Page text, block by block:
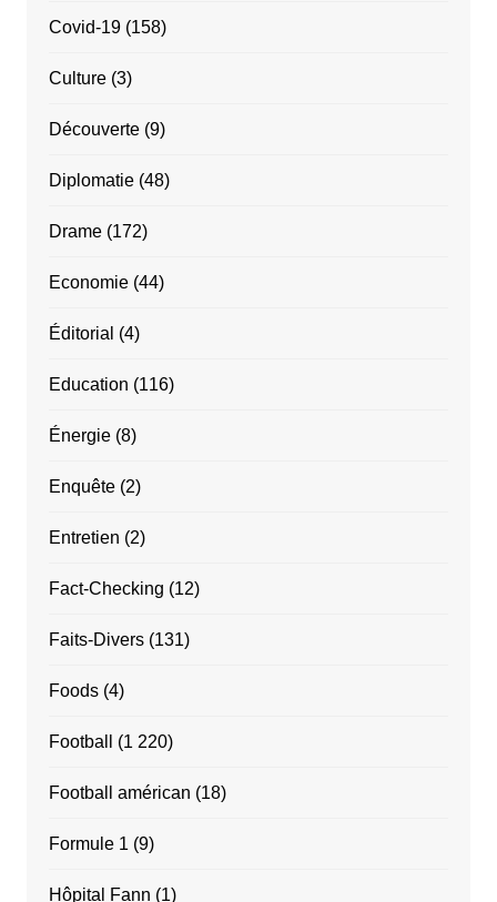
Covid-19(158)
Culture(3)
Découverte(9)
Diplomatie(48)
Drame(172)
Economie(44)
Éditorial (4)
Education (116)
Énergie(8)
Enquête(2)
Entretien (2)
Fact-Checking (12)
Faits-Divers(131)
Foods(4)
Football (1 220)
Football américan (18)
Formule 1(9)
Hôpital Fann (1)